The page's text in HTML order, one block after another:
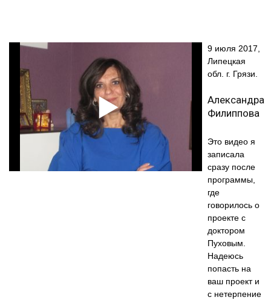
9 июля 2017,
Липецкая
обл. г. Грязи.
Александра
Филиппова
Это видео я
записала
сразу после
программы,
где
говорилось о
проекте с
доктором
Пуховым.
Надеюсь
попасть на
ваш проект и
с нетерпение